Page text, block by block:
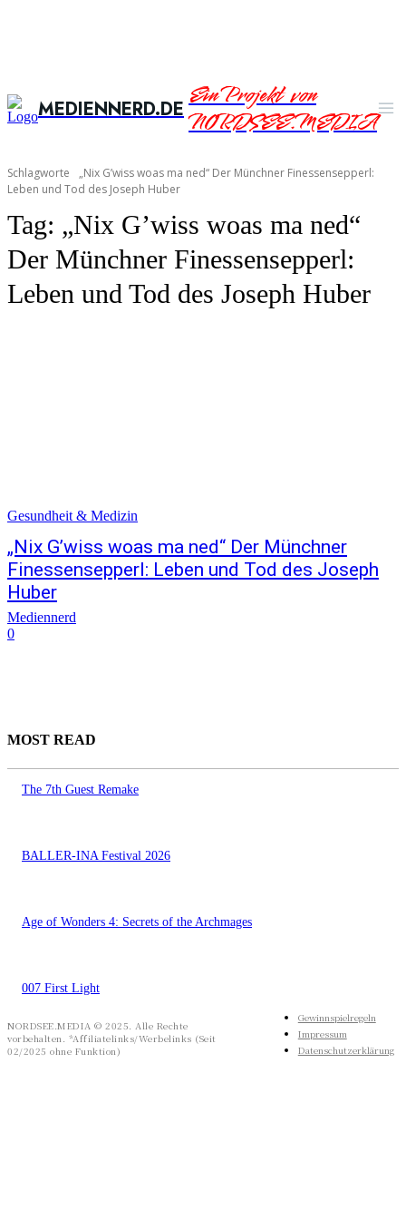
MEDIENNERD.DEEin Projekt von
NORDSEE.MEDIA
Schlagworte
„Nix G’wiss woas ma ned“ Der Münchner Finessensepperl:
Leben und Tod des Joseph Huber
Tag: „Nix G’wiss woas ma ned“
Der Münchner Finessensepperl:
Leben und Tod des Joseph Huber
Gesundheit & Medizin
„Nix G’wiss woas ma ned“ Der Münchner
Finessensepperl: Leben und Tod des Joseph
Huber
Mediennerd
0
MOST READ
The 7th Guest Remake
BALLER-INA Festival 2026
Age of Wonders 4: Secrets of the Archmages
007 First Light
NORDSEE.MEDIA © 2025. Alle Rechte
vorbehalten. *Affiliatelinks/Werbelinks (Seit
02/2025 ohne Funktion)
Gewinnspielregeln
Impressum
Datenschutzerklärung